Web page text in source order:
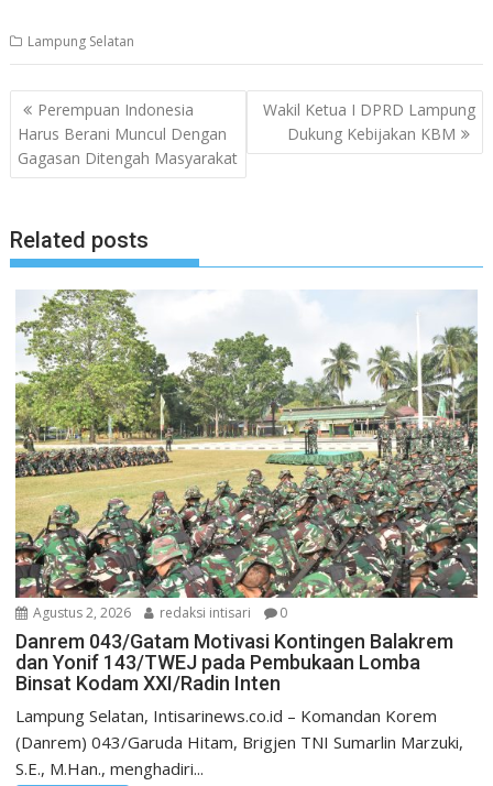
Lampung Selatan
Navigasi
pos
Perempuan Indonesia
Harus Berani Muncul Dengan
Gagasan Ditengah Masyarakat
Wakil Ketua I DPRD Lampung
Dukung Kebijakan KBM
Related posts
Agustus 2, 2026 redaksi intisari 0
Danrem 043/Gatam Motivasi Kontingen Balakrem
dan Yonif 143/TWEJ pada Pembukaan Lomba
Binsat Kodam XXI/Radin Inten
Lampung Selatan, Intisarinews.co.id – Komandan Korem
(Danrem) 043/Garuda Hitam, Brigjen TNI Sumarlin Marzuki,
S.E., M.Han., menghadiri...